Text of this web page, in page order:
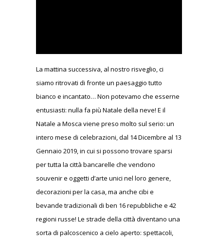
La mattina successiva, al nostro risveglio, ci
siamo ritrovati di fronte un paesaggio tutto
bianco e incantato… Non potevamo che esserne
entusiasti: nulla fa più Natale della neve! E il
Natale a Mosca viene preso molto sul serio: un
intero mese di celebrazioni, dal 14 Dicembre al 13
Gennaio 2019, in cui si possono trovare sparsi
per tutta la città bancarelle che vendono
souvenir e oggetti d’arte unici nel loro genere,
decorazioni per la casa, ma anche cibi e
bevande tradizionali di ben 16 repubbliche e 42
regioni russe! Le strade della città diventano una
sorta di palcoscenico a cielo aperto: spettacoli,